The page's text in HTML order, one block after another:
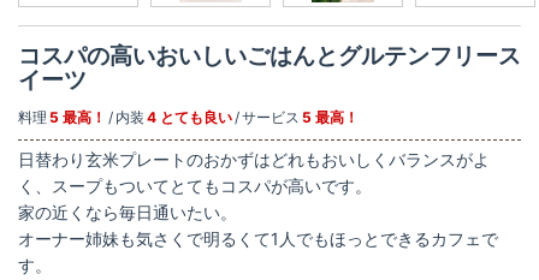
コスパの高いおいしいごはんとグルテンフリース
イーツ
料理 5 最高！ 内装 4 とても良い サービス 5 最高！
日替わり玄米プレートのおかずはどれもおいしくバランスがよ
く、スープもついてとてもコスパが高いです。
家の近くなら毎日通いたい。
オーナー姉妹も気さくで明るくて1人でもほっとできるカフェで
す。